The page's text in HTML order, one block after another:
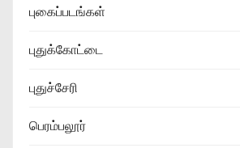
புகைப்படங்கள்
புதுக்கோட்டை
புதுச்சேரி
பெரம்பலூர்